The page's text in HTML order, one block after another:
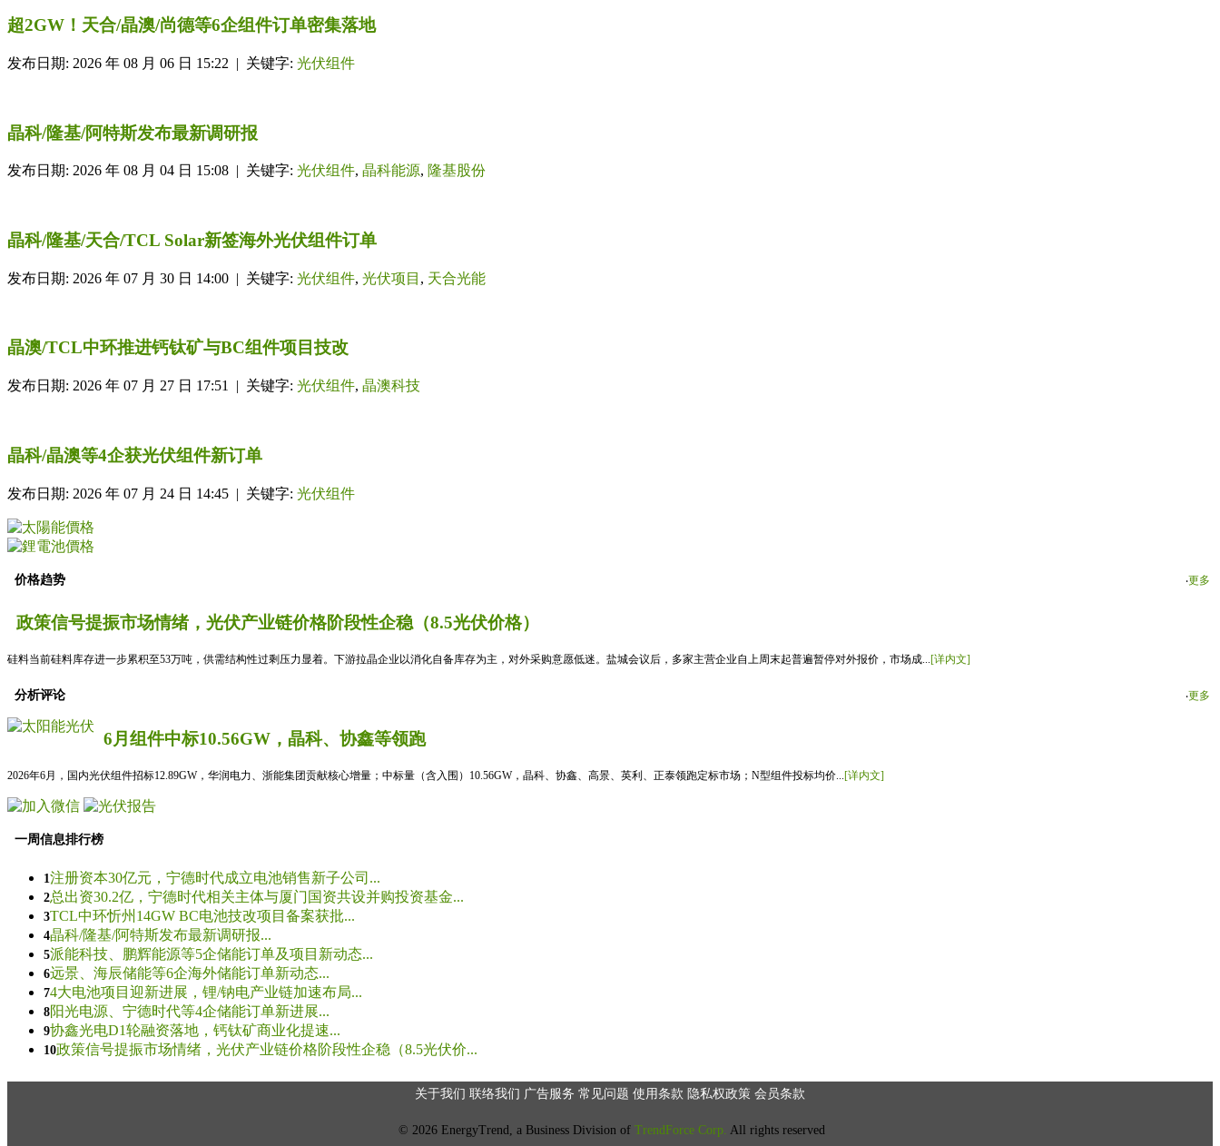
超2GW！天合/晶澳/尚德等6企组件订单密集落地
发布日期: 2026 年 08 月 06 日 15:22 | 关键字: 光伏组件
晶科/隆基/阿特斯发布最新调研报
发布日期: 2026 年 08 月 04 日 15:08 | 关键字: 光伏组件, 晶科能源, 隆基股份
晶科/隆基/天合/TCL Solar新签海外光伏组件订单
发布日期: 2026 年 07 月 30 日 14:00 | 关键字: 光伏组件, 光伏项目 , 天合光能
晶澳/TCL中环推进钙钛矿与BC组件项目技改
发布日期: 2026 年 07 月 27 日 17:51 | 关键字: 光伏组件, 晶澳科技
晶科/晶澳等4企获光伏组件新订单
发布日期: 2026 年 07 月 24 日 14:45 | 关键字: 光伏组件
价格趋势 ‧更多
政策信号提振市场情绪，光伏产业链价格阶段性企稳（8.5光伏价格）
硅料当前硅料库存进一步累积至53万吨，供需结构性过剩压力显着。下游拉晶企业以消化自备库存为主，对外采购意愿低迷。盐城会议后，多家主营企业自上周末起普遍暂停对外报价，市场成...[详内文]
分析评论 ‧更多
6月组件中标10.56GW，晶科、协鑫等领跑
2026年6月，国内光伏组件招标12.89GW，华润电力、浙能集团贡献核心增量；中标量（含入围）10.56GW，晶科、协鑫、高景、英利、正泰领跑定标市场；N型组件投标均价... [详内文]
一周信息排行榜
1注册资本30亿元，宁德时代成立电池销售新子公司...
2总出资30.2亿，宁德时代相关主体与厦门国资共设并购投资基金...
3TCL中环忻州14GW BC电池技改项目备案获批...
4晶科/隆基/阿特斯发布最新调研报...
5派能科技、鹏辉能源等5企储能订单及项目新动态...
6远景、海辰储能等6企海外储能订单新动态...
74大电池项目迎新进展，锂/钠电产业链加速布局...
8阳光电源、宁德时代等4企储能订单新进展...
9协鑫光电D1轮融资落地，钙钛矿商业化提速...
10政策信号提振市场情绪，光伏产业链价格阶段性企稳（8.5光伏价...
关于我们 联络我们 广告服务 常见问题 使用条款 隐私权政策 会员条款
© 2026 EnergyTrend, a Business Division of TrendForce Corp. All rights reserved